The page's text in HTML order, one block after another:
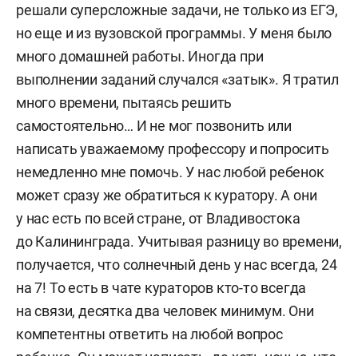
решали суперсложные задачи, не только из ЕГЭ,
но еще и из вузовской программы. У меня было
много домашней работы. Иногда при
выполнении заданий случался «затык». Я тратил
много времени, пытаясь решить
самостоятельно… И не мог позвонить или
написать уважаемому профессору и попросить
немедленно мне помочь. У нас любой ребенок
может сразу же обратиться к куратору. А они
у нас есть по всей стране, от Владивостока
до Калининграда. Учитывая разницу во времени,
получается, что солнечный день у нас всегда, 24
на 7! То есть в чате кураторов кто-то всегда
на связи, десятка два человек минимум. Они
компетентны ответить на любой вопрос